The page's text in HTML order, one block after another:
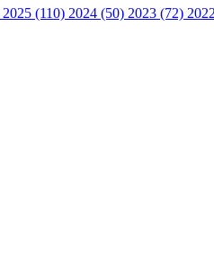
2025 (110) 2024 (50) 2023 (72)